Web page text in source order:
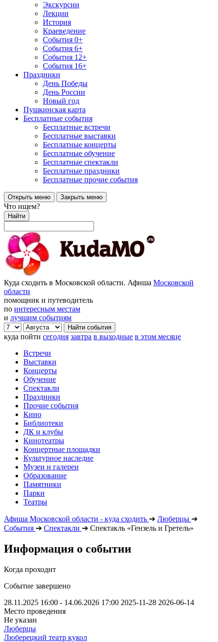
Экскурсии
Лекции
История
Краеведение
События 0+
События 6+
События 12+
События 16+
Праздники
День Победы
День России
Новый год
Пушкинская карта
Бесплатные события
Бесплатные встречи
Бесплатные выставки
Бесплатные концерты
Бесплатные обучение
Бесплатные спектакли
Бесплатные праздники
Бесплатные прочие события
Открыть меню Закрыть меню
Что ищем?
Найти
Куда сходить в Московской области. Афиша Московской
области
помощник и путеводитель
по интересным местам
и лучшим событиям
куда пойти сегодня завтра в выходные в этом месяце
Встречи
Выставки
Концерты
Обучение
Спектакли
Праздники
Прочие события
Кино
Библиотеки
ДК и клубы
Кинотеатры
Концертные площадки
Культурное наследие
Музеи и галереи
Образование
Памятники
Парки
Театры
Афиша Московской области - куда сходить ➔ Люберцы ➔
События ➔ Спектакли ➔ Спектакль «Гензель и Гретель»
Информация о событии
Когда проходит
Событие завершено
28.11.2025 16:00 - 14.06.2026 17:00 2025-11-28 2026-06-14
Место проведения
Не указан
Люберцы
Люберецкий театр кукол